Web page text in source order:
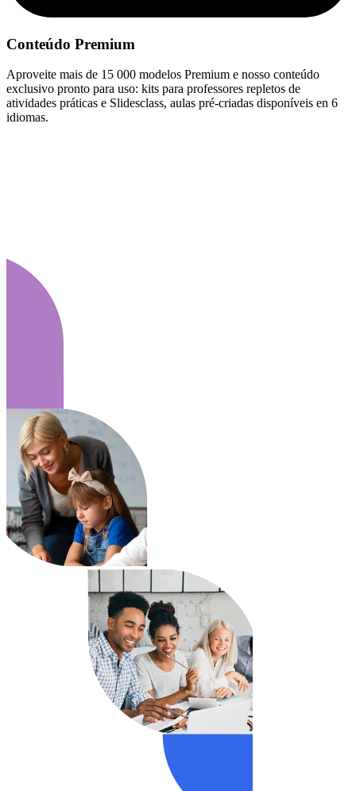
Conteúdo Premium
Aproveite mais de 15 000 modelos Premium e nosso conteúdo
exclusivo pronto para uso: kits para professores repletos de
atividades práticas e Slidesclass, aulas pré-criadas disponíveis en 6
idiomas.